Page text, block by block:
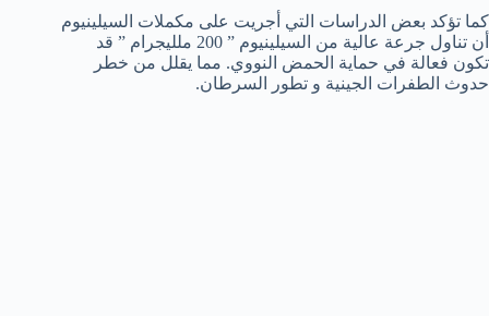
كما تؤكد بعض الدراسات التي أجريت على مكملات السيلينيوم
أن تناول جرعة عالية من السيلينيوم ” 200 ملليجرام ” قد
تكون فعالة في حماية الحمض النووي. مما يقلل من خطر
حدوث الطفرات الجينية و تطور السرطان.